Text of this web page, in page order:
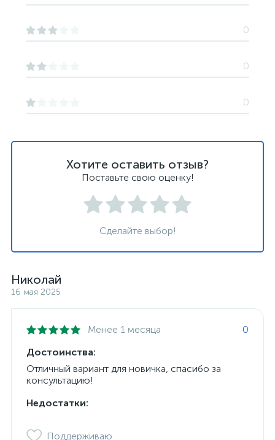
Хотите оставить отзыв?
Поставьте свою оценку!
Сделайте выбор!
Николай
16 мая 2025
Менее 1 месяца
0
Достоинства:
Отличный вариант для новичка, спасибо за
консультацию!
Недостатки:
Поддерживаю
0
0
0